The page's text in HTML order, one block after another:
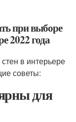
при выборе
2022 года
в интерьере
советы:
для